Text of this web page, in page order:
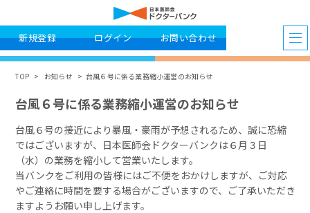
新規登録 ログイン お問い合わせ
TOP お知らせ 台風６号に係る業務縮小運営のお知らせ
台風６号に係る業務縮小運営のお知らせ
台風６号の接近により暴風・豪雨が予想されるため、誠に恐縮
ではございますが、日本医師会ドクターバンクは６月３日
（水）の業務を縮小して営業いたします。
当バンクをご利用の皆様にはご不便をおかけしますが、ご対応
やご連絡に時間を要する場合がございますので、ご了承いただき
ますようお願い申し上げます。